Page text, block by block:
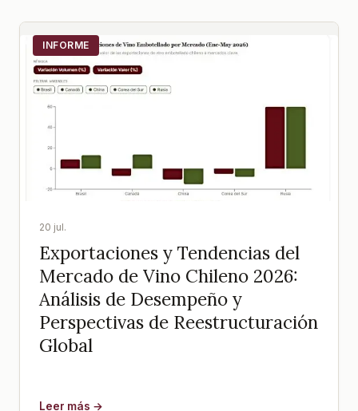
INFORME
20 jul.
Exportaciones y Tendencias del
Mercado de Vino Chileno 2026:
Análisis de Desempeño y
Perspectivas de Reestructuración
Global
Leer más →